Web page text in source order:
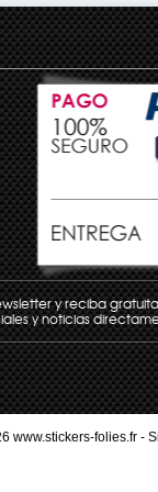
y reciba
y noticias
www.stickers-folies.fr -